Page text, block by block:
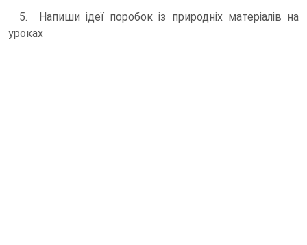
5. Напиши ідеї поробок із природніх матеріалів на
уроках